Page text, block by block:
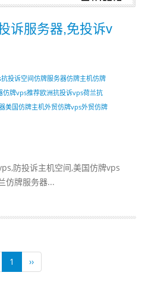
诉服务器,免投诉v
抗投诉空间仿牌服务器仿牌主机仿牌
仿牌vps推荐欧洲抗投诉vps荷兰抗
美国仿牌主机外贸仿牌vps外贸仿牌
防投诉主机空间,美国仿牌vps
仿牌服务器...
1 ››